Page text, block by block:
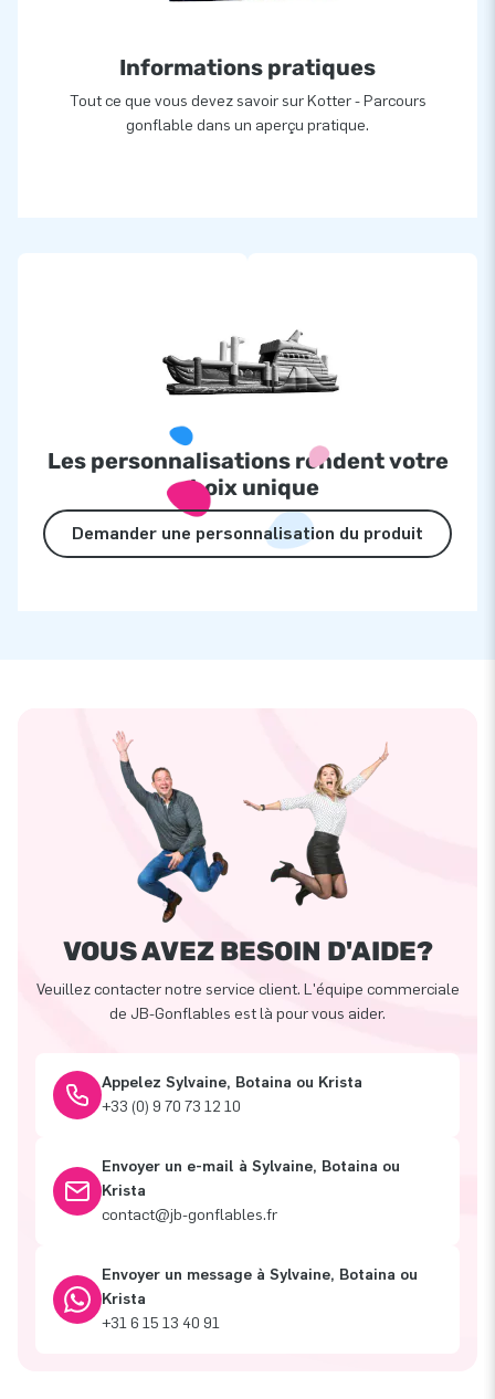
Informations pratiques
Tout ce que vous devez savoir sur Kotter - Parcours
gonflable dans un aperçu pratique.
Les personnalisations rendent votre
choix unique
Demander une personnalisation du produit
VOUS AVEZ BESOIN D'AIDE?
Veuillez contacter notre service client. L'équipe commerciale
de JB-Gonflables est là pour vous aider.
Appelez Sylvaine, Botaina ou Krista
+33 (0) 9 70 73 12 10
Envoyer un e-mail à Sylvaine, Botaina ou
Krista
contact@jb-gonflables.fr
Envoyer un message à Sylvaine, Botaina ou
Krista
+31 6 15 13 40 91